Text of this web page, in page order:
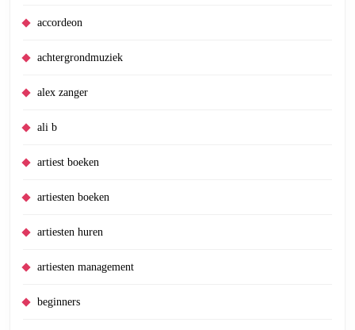
accordeon
achtergrondmuziek
alex zanger
ali b
artiest boeken
artiesten boeken
artiesten huren
artiesten management
beginners